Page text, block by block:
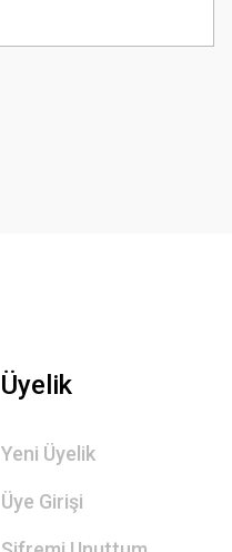
Üyelik
Yeni Üyelik
Üye Girişi